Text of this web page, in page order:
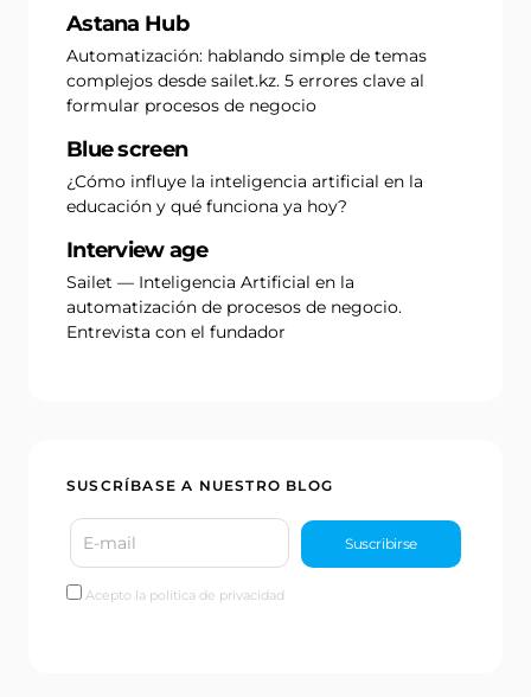
Astana Hub
Automatización: hablando simple de temas
complejos desde sailet.kz. 5 errores clave al
formular procesos de negocio
Blue screen
¿Cómo influye la inteligencia artificial en la
educación y qué funciona ya hoy?
Interview age
Sailet — Inteligencia Artificial en la
automatización de procesos de negocio.
Entrevista con el fundador
SUSCRÍBASE A NUESTRO BLOG
Acepto la política de privacidad